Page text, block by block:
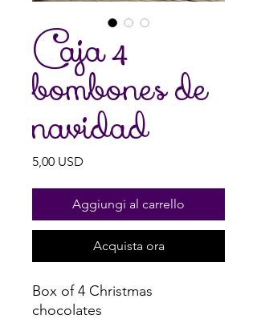
Caja 4
bombones de
navidad
5,00 USD
Aggiungi al carrello
Acquista ora
Box of 4 Christmas
chocolates